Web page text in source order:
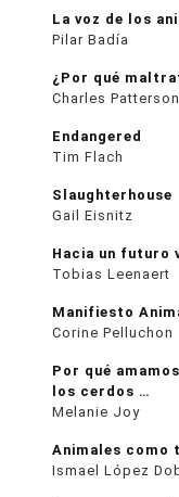
La voz de los
Pilar Badía
¿Por qué
Charles Patterson
Endangered
Tim Flach
Slaughterhouse
Gail Eisnitz
Hacia un futuro
Tobias Leenaert
Manifiesto
Corine Pelluchon
Por qué
los cerdos …
Melanie Joy
Animales como
Ismael López